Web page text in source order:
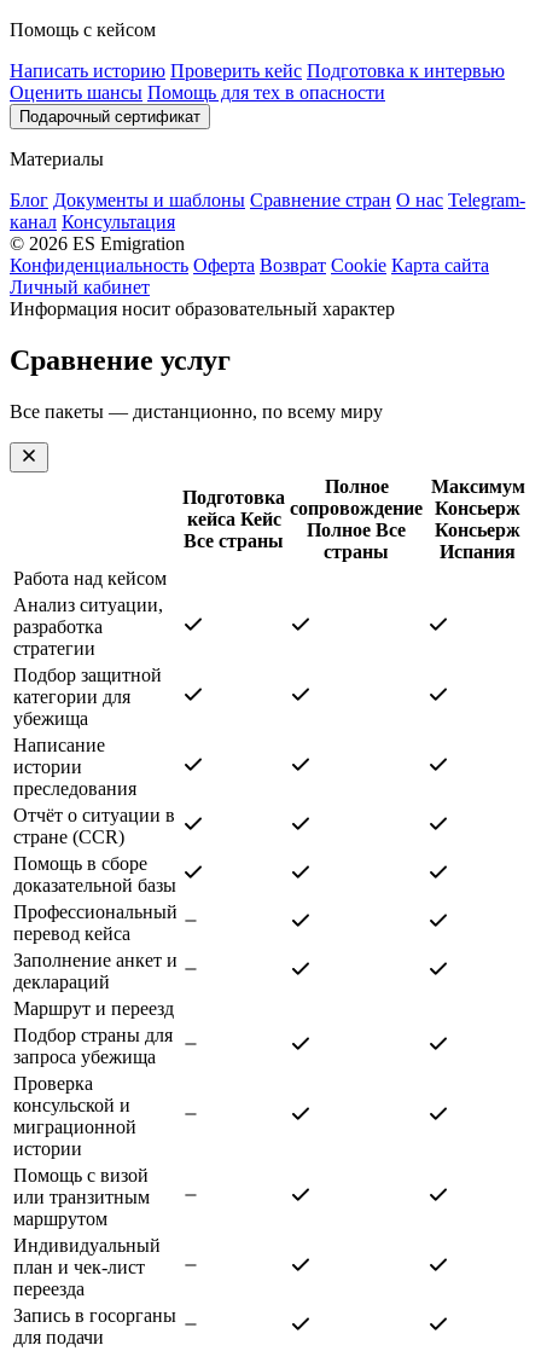
Помощь с кейсом
Написать историю Проверить кейс Подготовка к интервью
Оценить шансы Помощь для тех в опасности
Подарочный сертификат
Материалы
Блог Документы и шаблоны Сравнение стран О нас Telegram-
канал Консультация
© 2026 ES Emigration
Конфиденциальность Оферта Возврат Cookie Карта сайта
Личный кабинет
Информация носит образовательный характер
Сравнение услуг
Все пакеты — дистанционно, по всему миру
Подготовка
кейса Кейс
Все страны
Полное
сопровождение
Полное Все
страны
Максимум
Консьерж
Консьерж
Испания
Работа над кейсом
Анализ ситуации,
разработка
стратегии
Подбор защитной
категории для
убежища
Написание
истории
преследования
Отчёт о ситуации в
стране (CCR)
Помощь в сборе
доказательной базы
Профессиональный
перевод кейса
Заполнение анкет и
деклараций
Маршрут и переезд
Подбор страны для
запроса убежища
Проверка
консульской и
миграционной
истории
Помощь с визой
или транзитным
маршрутом
Индивидуальный
план и чек-лист
переезда
Запись в госорганы
для подачи